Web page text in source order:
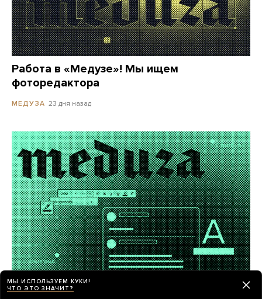
Работа в «Медузе»! Мы ищем
фоторедактора
МЕДУЗА 23 дня назад
МЫ ИСПОЛЬЗУЕМ КУКИ!
ЧТО ЭТО ЗНАЧИТ?